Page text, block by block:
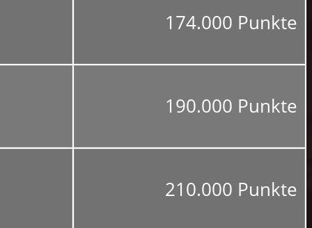
174.000 Punkte
190.000 Punkte
210.000 Punkte